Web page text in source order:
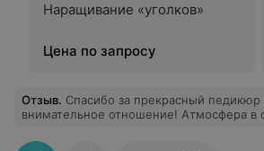
Наращивание «уголков»
Цена по запросу
Отзыв. Спасибо за прекрасный педикюр
внимательное отношение! Атмосфера в